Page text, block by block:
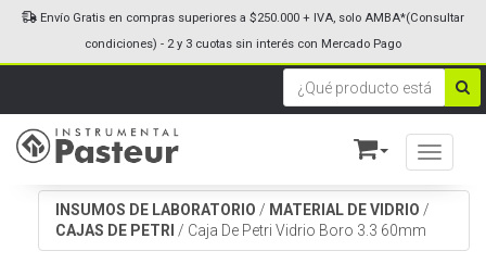
Toggle
Envío Gratis en compras superiores a $250.000 + IVA, solo AMBA*(Consultar
condiciones) - 2 y 3 cuotas sin interés con Mercado Pago
INSUMOS DE LABORATORIO / MATERIAL DE VIDRIO /
CAJAS DE PETRI / Caja De Petri Vidrio Boro 3.3 60mm